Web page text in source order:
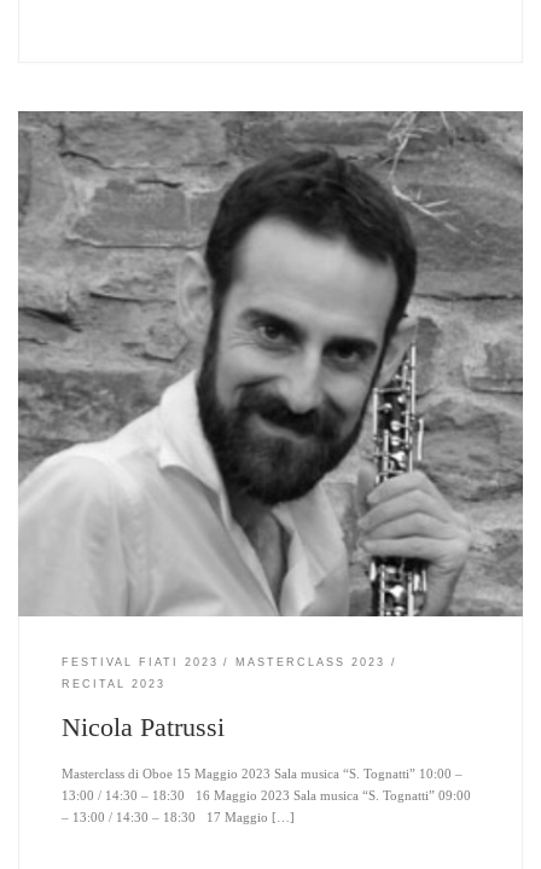
FESTIVAL FIATI 2023
MASTERCLASS 2023
RECITAL 2023
Nicola Patrussi
Masterclass di Oboe 15 Maggio 2023 Sala musica “S. Tognatti” 10:00 –
13:00 / 14:30 – 18:30 16 Maggio 2023 Sala musica “S. Tognatti” 09:00
– 13:00 / 14:30 – 18:30 17 Maggio […]